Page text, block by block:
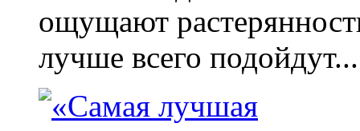
ощущают
лучше всего подойдут...